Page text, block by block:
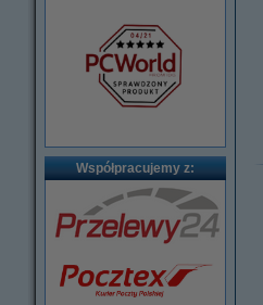
Współpracujemy z: